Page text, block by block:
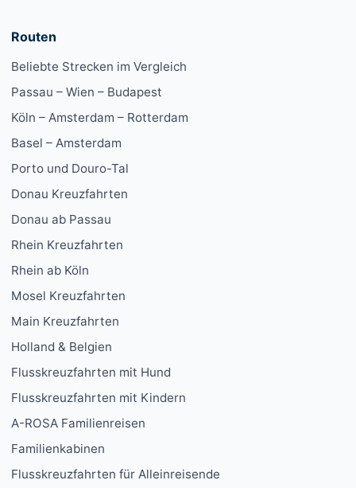
Routen
Beliebte Strecken im Vergleich
Passau – Wien – Budapest
Köln – Amsterdam – Rotterdam
Basel – Amsterdam
Porto und Douro-Tal
Donau Kreuzfahrten
Donau ab Passau
Rhein Kreuzfahrten
Rhein ab Köln
Mosel Kreuzfahrten
Main Kreuzfahrten
Holland & Belgien
Flusskreuzfahrten mit Hund
Flusskreuzfahrten mit Kindern
A-ROSA Familienreisen
Familienkabinen
Flusskreuzfahrten für Alleinreisende